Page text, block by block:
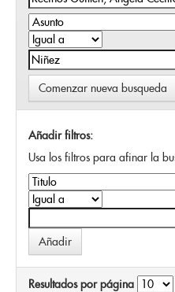
Comenzar nueva busqueda
Añadir filtros:
Usa los filtros para afinar la
Resultados por página